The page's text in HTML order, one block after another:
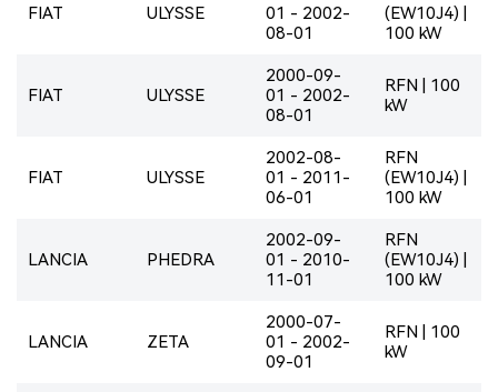
FIAT ULYSSE
01 - 2002-
08-01
(EW10J4) |
100 kW
FIAT ULYSSE
2000-09-
01 - 2002-
08-01
RFN | 100
kW
FIAT ULYSSE
2002-08-
01 - 2011-
06-01
RFN
(EW10J4) |
100 kW
LANCIA PHEDRA
2002-09-
01 - 2010-
11-01
RFN
(EW10J4) |
100 kW
LANCIA ZETA
2000-07-
01 - 2002-
09-01
RFN | 100
kW